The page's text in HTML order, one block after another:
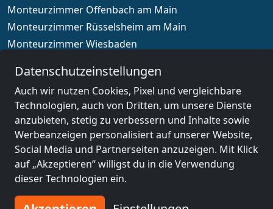
Monteurzimmer Offenbach am Main
Monteurzimmer Rüsselsheim am Main
Monteurzimmer Wiesbaden
Länderauswahl
© 2026 www.monteurzimmerguru.de
Impressum
AGB
Datenschutz
Datenschutzeinstellungen
Auch wir nutzen Cookies, Pixel und vergleichbare
Technologien, auch von Dritten, um unsere Dienste
anzubieten, stetig zu verbessern und Inhalte sowie
Werbeanzeigen personalisiert auf unserer Website,
Social Media und Partnerseiten anzuzeigen. Mit Klick
auf „Akzeptieren“ willigst du in die Verwendung
dieser Technologien ein.